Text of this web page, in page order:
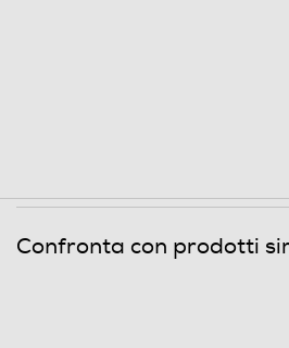
Confronta con prodotti